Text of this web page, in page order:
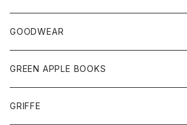
チーフ
シャツ
タンクトップ
ボトム
ショートパンツ
スカート
レディース
スカート
Tシャツ
グッズ
手袋
GOODWEAR
トップス
Tシャツ
GREEN APPLE BOOKS
GRIFFE